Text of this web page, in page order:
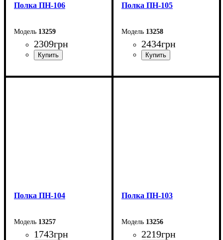
Полка ПН-106
13259
2309грн
Ширина: 60 см
Полка ПН-105
13258
2434грн
Ширина: 60 см
Полка ПН-104
13257
1743грн
Полка ПН-103
13256
2219грн